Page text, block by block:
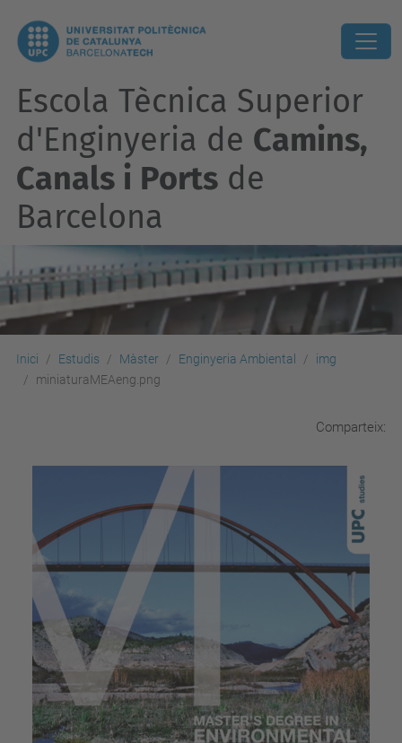
Escola Tècnica Superior
d'Enginyeria de Camins,
Canals i Ports de
Barcelona
Inici Estudis Màster Enginyeria Ambiental
img
miniaturaMEAeng.png
Comparteix: